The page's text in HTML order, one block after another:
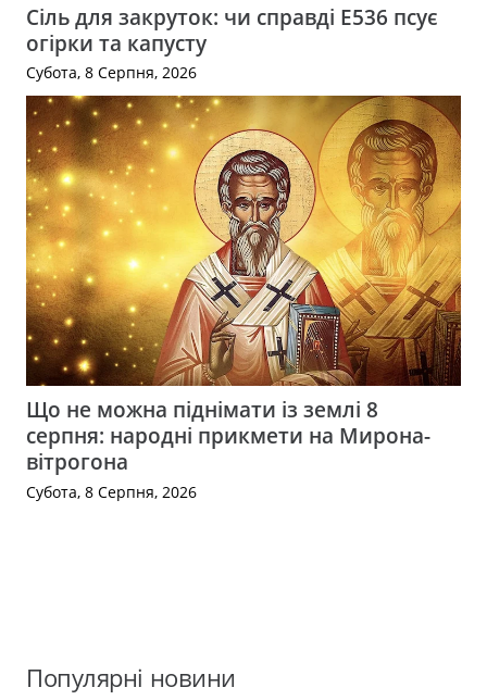
Сіль для закруток: чи справді Е536 псує
огірки та капусту
Субота, 8 Серпня, 2026
Що не можна піднімати із землі 8
серпня: народні прикмети на Мирона-
вітрогона
Субота, 8 Серпня, 2026
Популярні новини